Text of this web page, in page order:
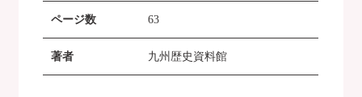
ページ数 63
著者 九州歴史資料館